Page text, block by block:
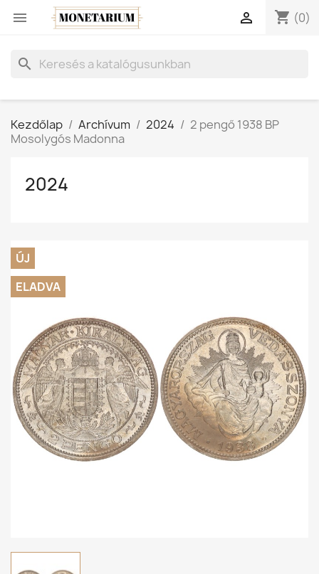
 shopping_cart (0)

search
Kezdőlap Archívum 2024
2 pengő 1938 BP
Mosolygós Madonna
2024
ÚJ
ELADVA